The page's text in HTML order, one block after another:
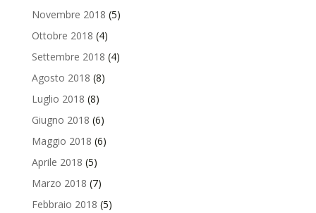
Novembre 2018 (5)
Ottobre 2018 (4)
Settembre 2018 (4)
Agosto 2018 (8)
Luglio 2018 (8)
Giugno 2018 (6)
Maggio 2018 (6)
Aprile 2018 (5)
Marzo 2018 (7)
Febbraio 2018 (5)